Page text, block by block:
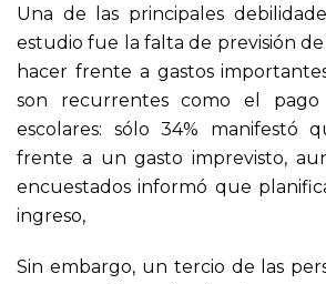
Una de las principales
estudio fue la falta de previsión
hacer frente a gastos
son recurrentes como el pago
escolares: sólo 34% manifestó
frente a un gasto imprevisto,
encuestados informó que
ingreso,
Sin embargo, un tercio de las